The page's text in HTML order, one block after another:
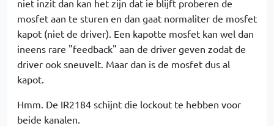
niet inzit dan kan het zijn dat ie blijft proberen de
mosfet aan te sturen en dan gaat normaliter de mosfet
kapot (niet de driver). Een kapotte mosfet kan wel dan
ineens rare "feedback" aan de driver geven zodat de
driver ook sneuvelt. Maar dan is de mosfet dus al
kapot.
Hmm. De IR2184 schijnt die lockout te hebben voor
beide kanalen.